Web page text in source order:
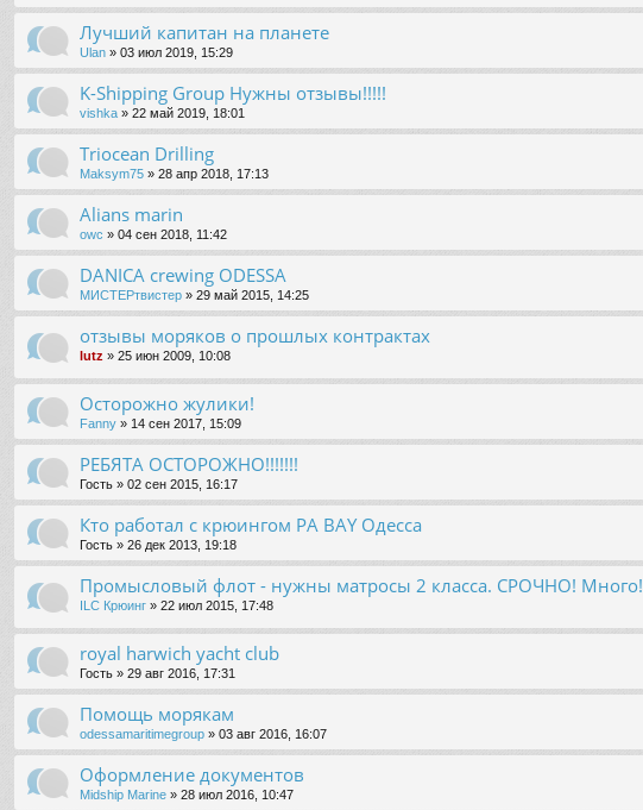
Лучший капитан на планете
Ulan » 03 июл 2019, 15:29
K-Shipping Group Нужны отзывы!!!!!
vishka » 22 май 2019, 18:01
Triocean Drilling
Maksym75 » 28 апр 2018, 17:13
Alians marin
owc » 04 сен 2018, 11:42
DANICA crewing ODESSA
МИСТЕРтвистер » 29 май 2015, 14:25
отзывы моряков о прошлых контрактах
lutz » 25 июн 2009, 10:08
Осторожно жулики!
Fanny » 14 сен 2017, 15:09
РЕБЯТА ОСТОРОЖНО!!!!!!!
Гость » 02 сен 2015, 16:17
Кто работал с крюингом PA BAY Одесса
Гость » 26 дек 2013, 19:18
Промысловый флот - нужны матросы 2 класса. СРОЧНО! Много!
ILC Крюинг » 22 июл 2015, 17:48
royal harwich yacht club
Гость » 29 авг 2016, 17:31
Помощь морякам
odessamaritimegroup » 03 авг 2016, 16:07
Оформление документов
Midship Marine » 28 июл 2016, 10:47